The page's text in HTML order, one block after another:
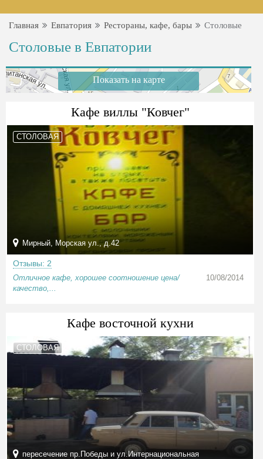
Главная Евпатория Рестораны, кафе, бары Столовые
Столовые в Евпатории
Показать на карте
Кафе виллы "Ковчег"
СТОЛОВАЯ
Мирный, Морская ул., д.42
Отзывы: 2
Отличное кафе, хорошее соотношение цена/
качество,...
10/08/2014
Кафе восточной кухни
СТОЛОВАЯ
пересечение пр.Победы и ул.Интернациональная